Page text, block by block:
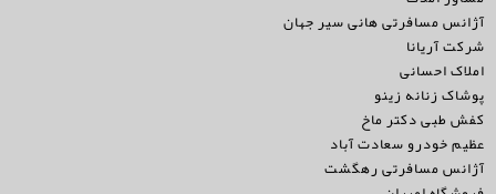
آژانس مسافرتی هانی سیر جهان
شرکت آریانا
املاک احسانی
پوشاک زنانه زینو
کفش طبی دکتر ماخ
عظیم خودرو سعادت آباد
آژانس مسافرتی رهگشت